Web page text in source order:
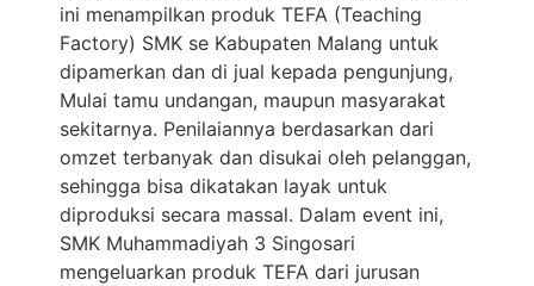
ini menampilkan produk TEFA (Teaching
Factory) SMK se Kabupaten Malang untuk
dipamerkan dan di jual kepada pengunjung,
Mulai tamu undangan, maupun masyarakat
sekitarnya. Penilaiannya berdasarkan dari
omzet terbanyak dan disukai oleh pelanggan,
sehingga bisa dikatakan layak untuk
diproduksi secara massal. Dalam event ini,
SMK Muhammadiyah 3 Singosari
mengeluarkan produk TEFA dari jurusan